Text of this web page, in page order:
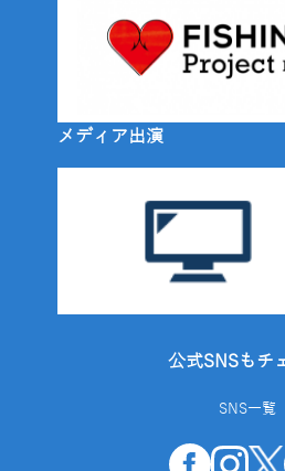
メディア出演
公式SNSもチ
SNS一覧